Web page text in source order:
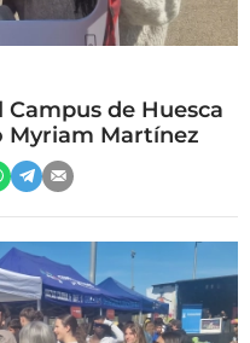
de Huesca
Myriam Martínez